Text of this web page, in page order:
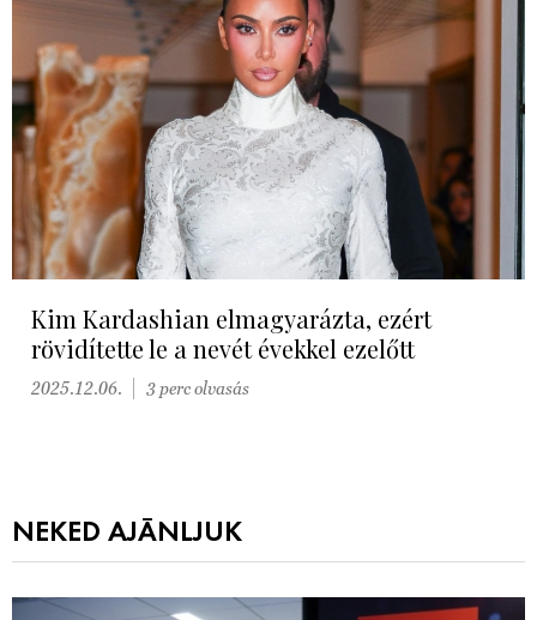
Kim Kardashian elmagyarázta, ezért
rövidítette le a nevét évekkel ezelőtt
2025.12.06. 3 perc olvasás
NEKED AJÁNLJUK